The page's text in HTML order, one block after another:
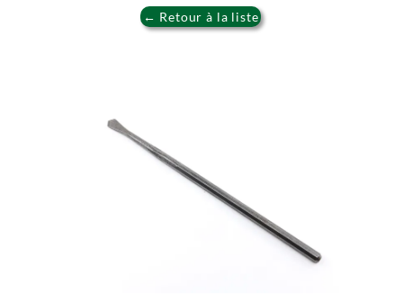
← Retour à la liste